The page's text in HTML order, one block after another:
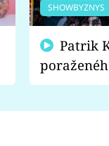
SHOWBYZNYS
fanoušci